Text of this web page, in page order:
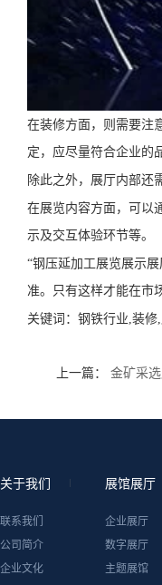
在装修方面，则需要注
定，应尽量符合企业的
除此之外，展厅内部还
在展览内容方面，可以
示及交互体验环节等。
“钢压延加工展览展示
准。只有这样才能在市
关键词： 钢铁行业,装修
上一篇： 金矿采
关于我们
联系我们
公司简介
企业文化
展馆展厅
企业展厅
数字展厅
主题展馆